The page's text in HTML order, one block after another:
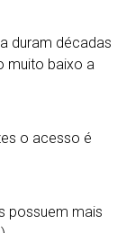
duram décadas
muito baixo a
o acesso é
possuem mais